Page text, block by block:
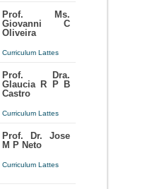
11 meses
Prof. Ms.
Giovanni C
Oliveira
Curriculum Lattes
Prof. Dra.
Glaucia R P B
Castro
Curriculum Lattes
6 meses
Prof. Dr. Jose
M P Neto
Curriculum Lattes